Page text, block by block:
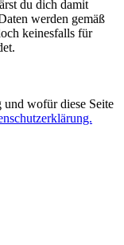
du dich damit
werden gemäß
keinesfalls für
wofür diese Seite